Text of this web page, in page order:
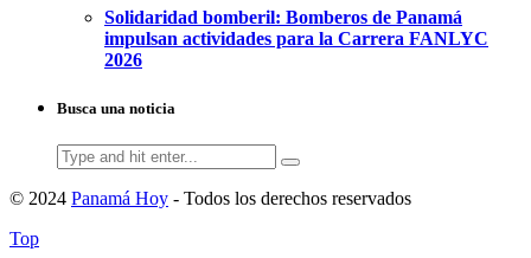
Solidaridad bomberil: Bomberos de Panamá
impulsan actividades para la Carrera FANLYC
2026
Busca una noticia
Search
for:
© 2024 Panamá Hoy - Todos los derechos reservados
Top